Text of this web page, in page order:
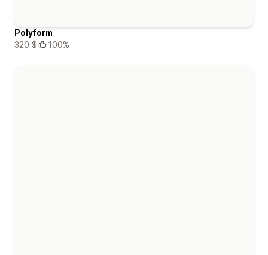
Polyform
320 $
100%